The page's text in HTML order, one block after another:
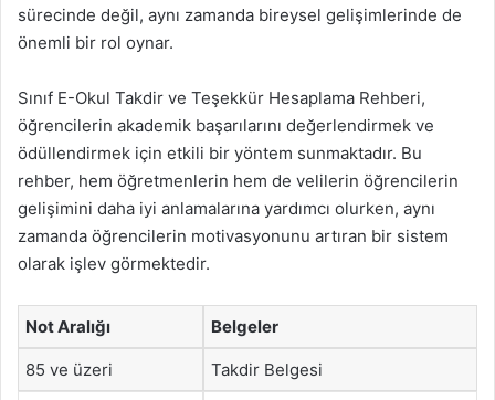
sürecinde değil, aynı zamanda bireysel gelişimlerinde de
önemli bir rol oynar.
Sınıf E-Okul Takdir ve Teşekkür Hesaplama Rehberi,
öğrencilerin akademik başarılarını değerlendirmek ve
ödüllendirmek için etkili bir yöntem sunmaktadır. Bu
rehber, hem öğretmenlerin hem de velilerin öğrencilerin
gelişimini daha iyi anlamalarına yardımcı olurken, aynı
zamanda öğrencilerin motivasyonunu artıran bir sistem
olarak işlev görmektedir.
Not Aralığı Belgeler
85 ve üzeri Takdir Belgesi